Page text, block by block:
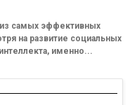
самых эффективных
на развитие социальных
именно...